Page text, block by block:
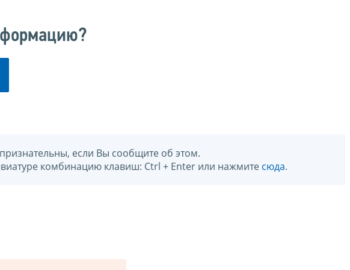
если Вы сообщите об этом.
комбинацию клавиш: Ctrl + Enter или нажмите сюда.